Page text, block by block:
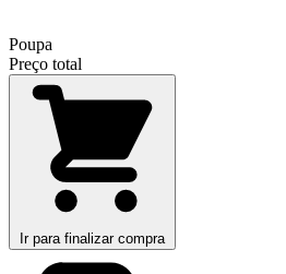
Poupa
Preço total
Ir para finalizar compra